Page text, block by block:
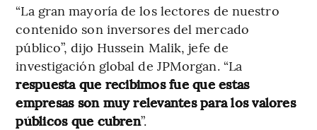
“La gran mayoría de los lectores de nuestro
contenido son inversores del mercado
público”, dijo Hussein Malik, jefe de
investigación global de JPMorgan. “La
respuesta que recibimos fue que estas
empresas son muy relevantes para los valores
públicos que cubren”.